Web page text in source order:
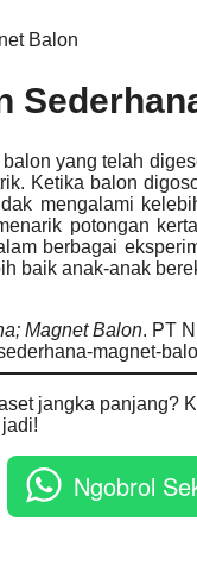
Balon
yang telah
Ketika balon
mengalami
potongan
berbagai
baik anak-anak
Magnet Balon. PT
magnet-
jangka panjang?
Ngobrol